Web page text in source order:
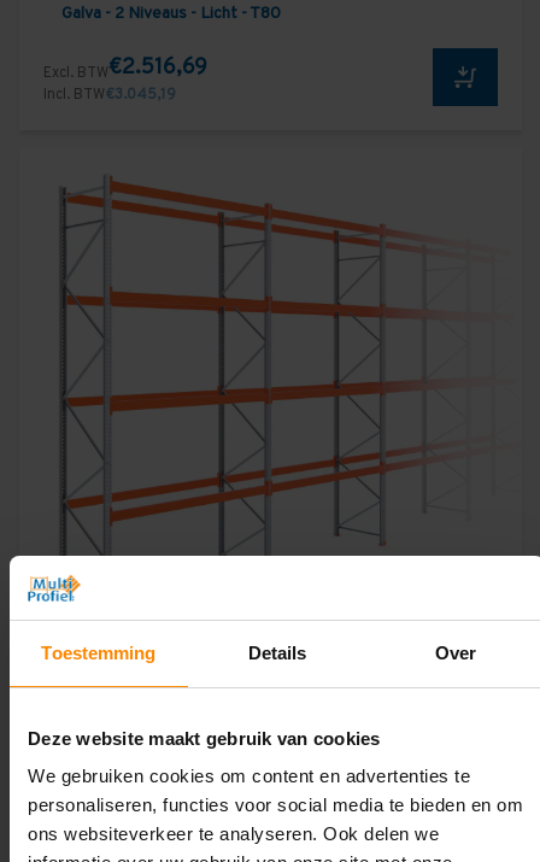
Toestemming Details Over
Deze website maakt gebruik van cookies
We gebruiken cookies om content en advertenties te
personaliseren, functies voor social media te bieden en om
ons websiteverkeer te analyseren. Ook delen we
Galva - 2 Niveaus - Licht - T80
Excl. BTW€2.516,69
Incl. BTW€3.045,19
Palletstelling 5.500 mm x 19.600 mm x 1.100 mm (HxLXD)
Excl. BTW€3.435,98
Incl. BTW €4.157,54